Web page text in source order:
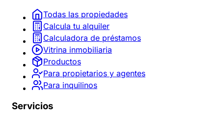
Todas las propiedades
Calcula tu alquiler
Calculadora de préstamos
Vitrina inmobiliaria
Productos
Para propietarios y agentes
Para inquilinos
Servicios